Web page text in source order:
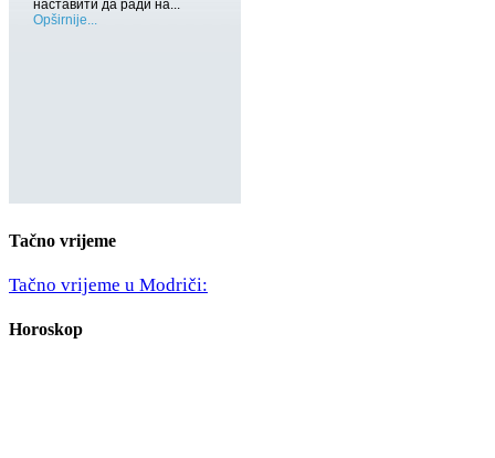
Tačno vrijeme
Tačno vrijeme u Modriči:
Horoskop